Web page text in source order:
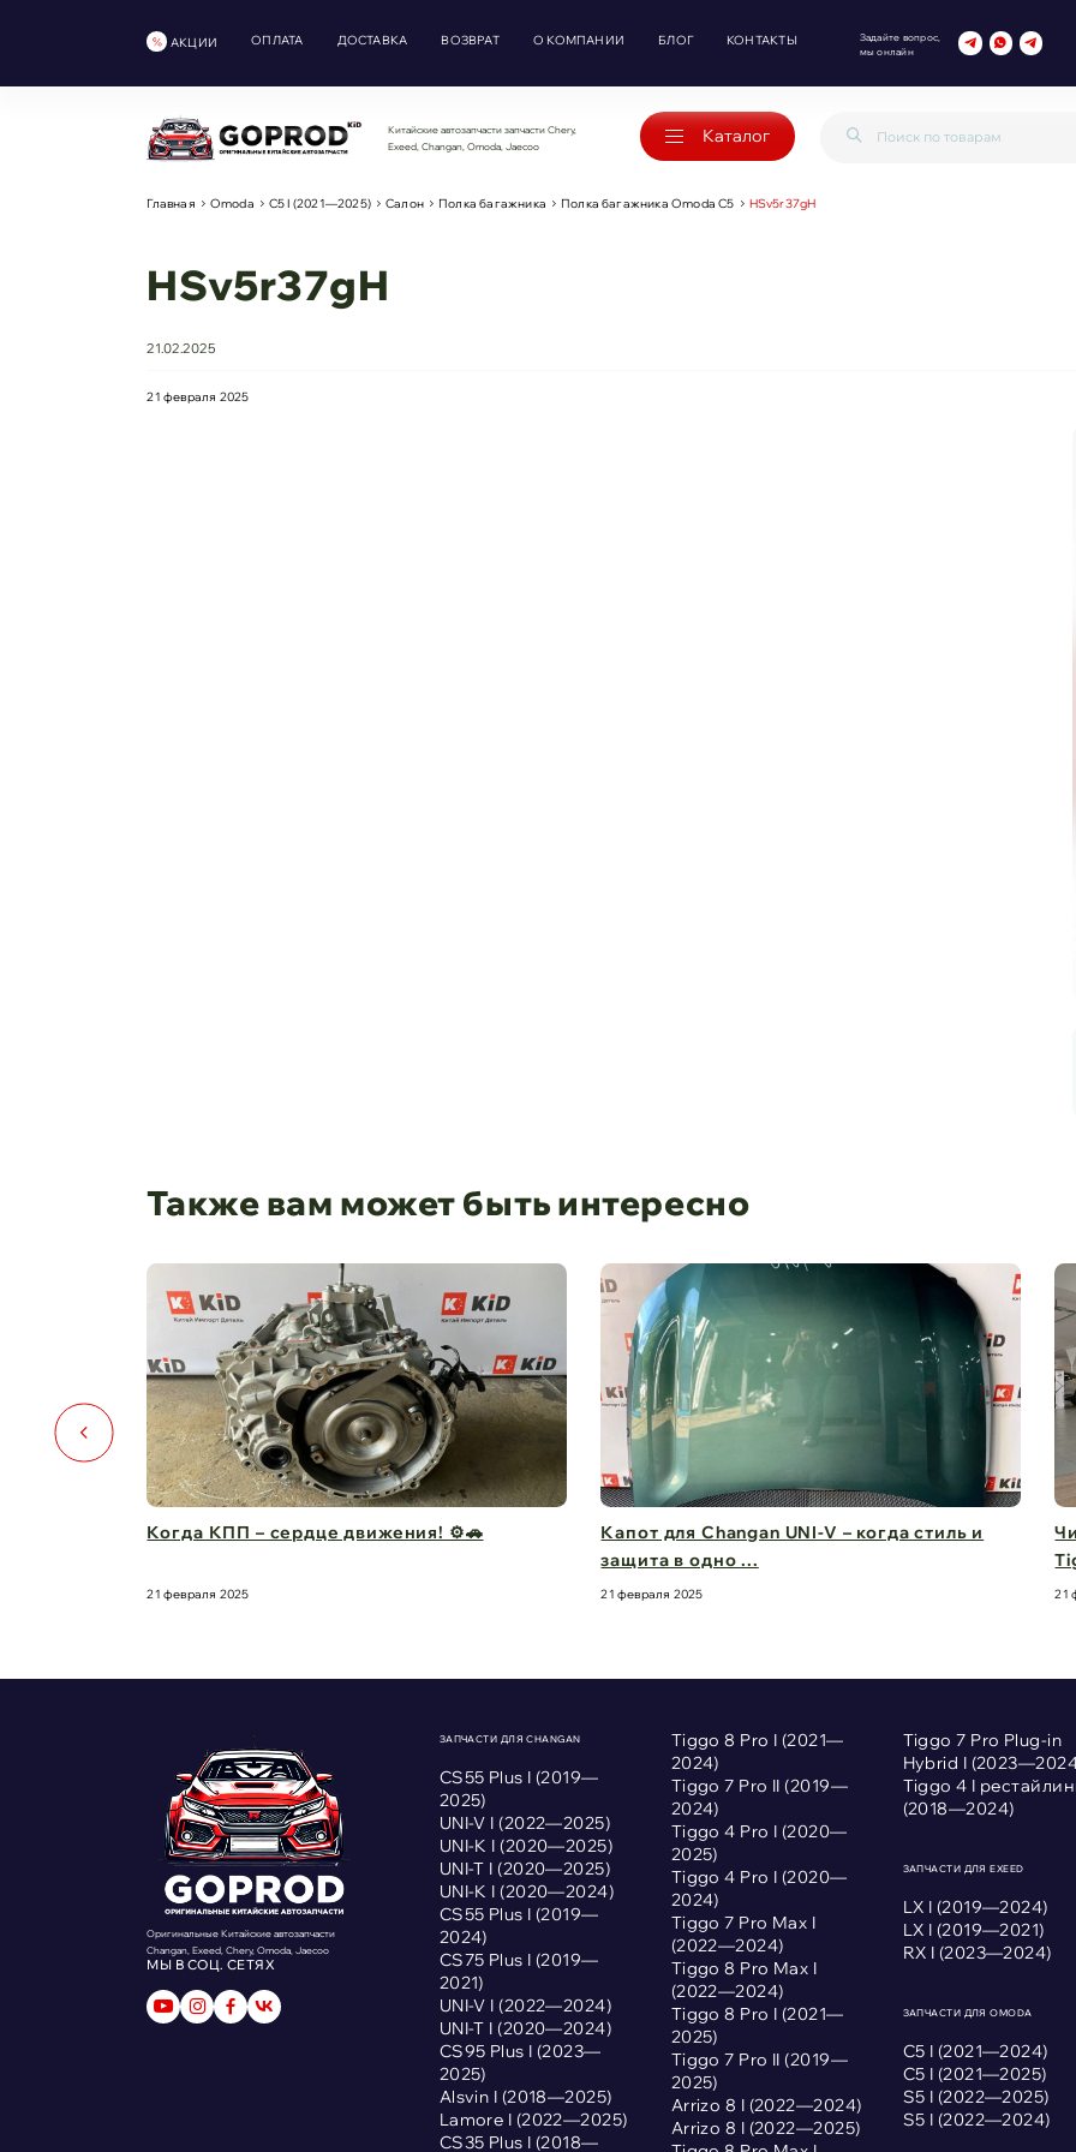
АКЦИИ ОПЛАТА ДОСТАВКА ВОЗВРАТ О КОМПАНИИ БЛОГ КОНТАКТЫ
Задайте вопрос,
мы онлайн
Китайские автозапчасти запчасти Chery,
Exeed, Changan, Omoda, Jaecoo
Каталог
Главная Omoda С5 I (2021—2025) Салон Полка багажника Полка багажника Omoda C5 HSv5r37gH
HSv5r37gH
21.02.2025
21 февраля 2025
Также вам может быть интересно
Капот для Changan UNI-V – когда стиль и
21 февраля 2025
Чистый обзор на 360° – стекла для Chery
Tiggo 8 Pro M ...
21 февраля 2025 21
Оригинальные Китайские автозапчасти
Changan, Exeed, Chery, Omoda, Jaecoo
МЫ В СОЦ. СЕТЯХ
ЗАПЧАСТИ ДЛЯ CHANGAN
CS55 Plus I (2019—
2025)
UNI-V I (2022—2025)
UNI-K I (2020—2025)
UNI-T I (2020—2025)
UNI-K I (2020—2024)
CS55 Plus I (2019—
2024)
CS75 Plus I (2019—
2021)
UNI-V I (2022—2024)
UNI-T I (2020—2024)
CS95 Plus I (2023—
2025)
Alsvin I (2018—2025)
Lamore I (2022—2025)
CS35 Plus I (2018—
Tiggo 8 Pro I (2021—
2024)
Tiggo 7 Pro II (2019—
2024)
Tiggo 4 Pro I (2020—
2025)
Tiggo 4 Pro I (2020—
2024)
Tiggo 7 Pro Max I
(2022—2024)
Tiggo 8 Pro Max I
(2022—2024)
Tiggo 8 Pro I (2021—
2025)
Tiggo 7 Pro II (2019—
2025)
Arrizo 8 I (2022—2024)
Arrizo 8 I (2022—2025)
Tiggo 7 Pro Plug-in
Hybrid I
Tiggo 4 I
(2018—2024)
ЗАПЧАСТИ ДЛЯ EXEED
LX I (2019—2024)
LX I (2019—2021)
RX I (2023—2024)
ЗАПЧАСТИ ДЛЯ OMODA
С5 I (2021—2024)
С5 I (2021—2025)
S5 I (2022—2025)
S5 I (2022—2024)